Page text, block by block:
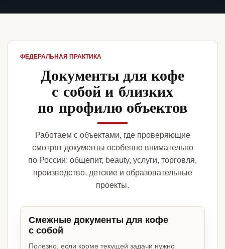
ФЕДЕРАЛЬНАЯ ПРАКТИКА
Документы для кофе
с собой и близких
по профилю объектов
Работаем с объектами, где проверяющие
смотрят документы особенно внимательно
по России: общепит, beauty, услуги, торговля,
производство, детские и образовательные
проекты.
Смежные документы для кофе
с собой
Полезно, если кроме текущей задачи нужно